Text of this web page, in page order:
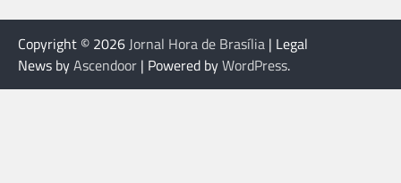
Copyright © 2026Jornal Hora de Brasília | Legal
News byAscendoor | Powered byWordPress.